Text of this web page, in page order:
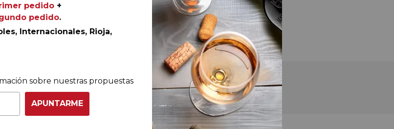
CON TOTAL CONFIANZA
Más de 180.000 clientes ya lo hacen
pedido+
pedido.
Internacionales, Rioja,
sobre nuestras propuestas
APUNTARME